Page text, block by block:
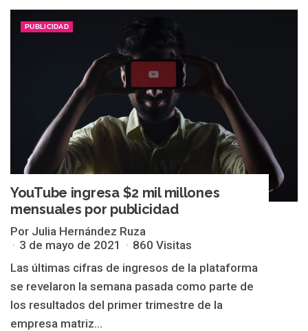
PUBLICIDAD
YouTube ingresa $2 mil millones
mensuales por publicidad
Por Julia Hernández Ruza
3 de mayo de 2021
860 Visitas
Las últimas cifras de ingresos de la plataforma
se revelaron la semana pasada como parte de
los resultados del primer trimestre de la
empresa matriz...